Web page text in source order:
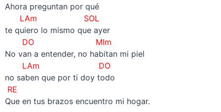
Ahora preguntan por qué
LAm SOL
te quiero lo mismo que ayer
DO MIm
No van a entender, no habitan mi piel
LAm DO
no saben que por ti doy todo
RE
Que en tus brazos encuentro mi hogar.